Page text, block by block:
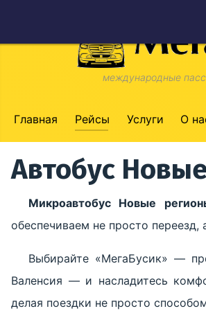
международные
Главная Рейсы Услуги О
Автобус
Микроавтобус Новые
обеспечиваем не просто
Выбирайте «МегаБусик» —
Валенсия — и насладитесь
делая поездки не просто